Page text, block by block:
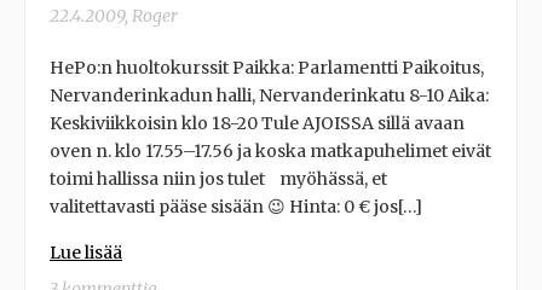
22.4.2009, Roger
HePo:n huoltokurssit Paikka: Parlamentti Paikoitus,
Nervanderinkadun halli, Nervanderinkatu 8-10 Aika:
Keskiviikkoisin klo 18-20 Tule AJOISSA sillä avaan
oven n. klo 17.55–17.56 ja koska matkapuhelimet eivät
toimi hallissa niin jos tulet myöhässä, et
valitettavasti pääse sisään 😉 Hinta: 0 € jos[…]
Lue lisää